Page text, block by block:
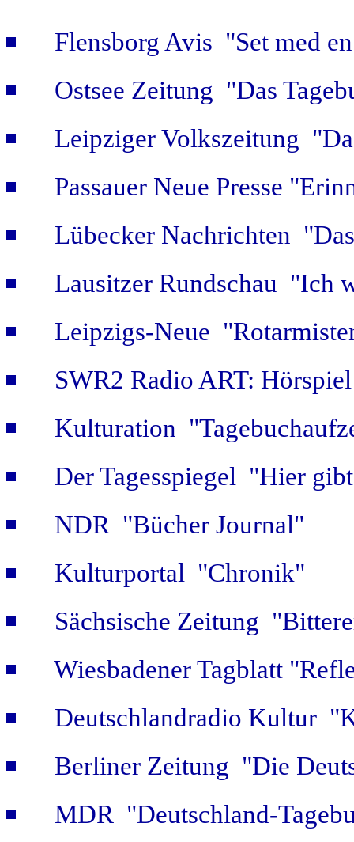
Flensborg Avis "Set med
Ostsee Zeitung "Das
Leipziger Volkszeitung
Passauer Neue Presse
Lübecker Nachrichten
Lausitzer Rundschau "Ich
Leipzigs-Neue
SWR2 Radio ART: Hörspiel
Kulturation
Der Tagesspiegel "Hier
NDR "Bücher Journal"
Kulturportal "Chronik"
Sächsische Zeitung
Wiesbadener Tagblatt
Deutschlandradio Kultur
Berliner Zeitung "Die
MDR "Deutschland-